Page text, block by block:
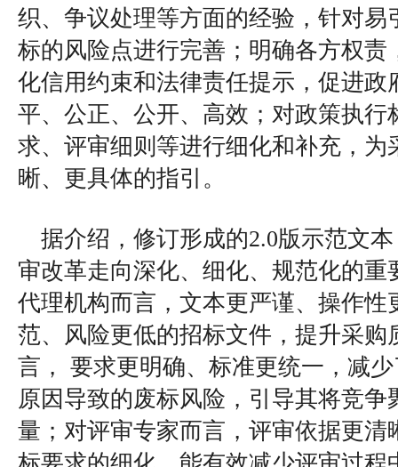
织、争议处理等方面的经验，针对易
标的风险点进行完善；明确各方权责
化信用约束和法律责任提示，促进政
平、公正、公开、高效；对政策执行
求、评审细则等进行细化和补充，为
晰、更具体的指引。
据介绍，修订形成的2.0版示范文
审改革走向深化、细化、规范化的重
代理机构而言，文本更严谨、操作性
范、风险更低的招标文件，提升采购
言， 要求更明确、标准更统一，减
原因导致的废标风险，引导其将竞争
量；对评审专家而言，评审依据更清